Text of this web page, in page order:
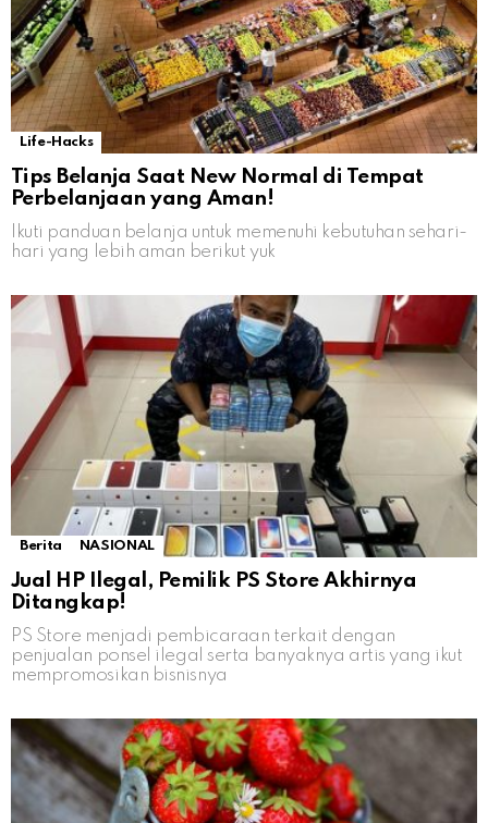
Life-Hacks
Tips Belanja Saat New Normal di Tempat
Perbelanjaan yang Aman!
Ikuti panduan belanja untuk memenuhi kebutuhan sehari-
hari yang lebih aman berikut yuk
Berita NASIONAL
Jual HP Ilegal, Pemilik PS Store Akhirnya
Ditangkap!
PS Store menjadi pembicaraan terkait dengan
penjualan ponsel ilegal serta banyaknya artis yang ikut
mempromosikan bisnisnya